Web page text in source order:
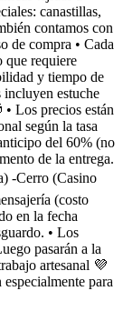
canastillas,
contamos con
de compra • Cada
que requiere
y tiempo de
incluyen estuche
Los precios están
según la tasa
del 60% (no
de la entrega.
-Cerro (Casino
(costo
en la fecha
• Los
pasarán a la
artesanal 💜
para